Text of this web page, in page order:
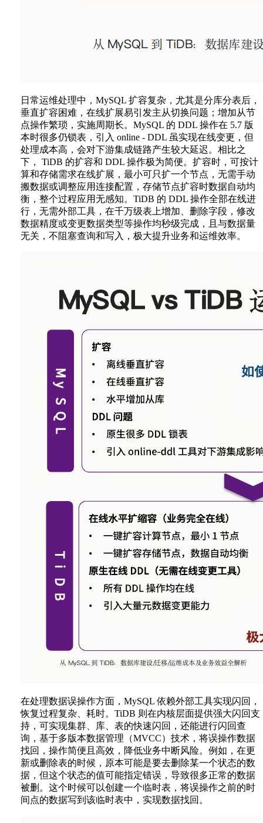
日常运维处理中，MySQL 扩容复杂，尤其是分库分表后，
垂直扩容困难，在线扩展易引发主从切换问题；增加从节
点操作繁琐，实施周期长。MySQL 的 DDL 操作在 5.7 版
本时很多仍锁表，引入 online - DDL 虽实现在线变更，但
处理成本高，会对下游集成链路产生较大延迟。相比之
下， TiDB 的扩容和 DDL 操作极为简便。扩容时，可按计
算和存储需求在线扩展，最小可只扩一个节点，无需手动
搬数据或调整应用连接配置，存储节点扩容时数据自动均
衡，整个过程应用无感知。TiDB 的 DDL 操作全部在线进
行，无需外部工具，在千万级表上增加、删除字段，修改
数据精度或变更数据类型等操作均秒级完成，且与数据量
无关，不阻塞查询和写入，极大提升业务和运维效率。
在处理数据误操作方面，MySQL 依赖外部工具实现闪回，
恢复过程复杂、耗时。TiDB 则在内核层面提供强大闪回支
持，可实现集群、库、表的快速闪回，还能进行闪回查
询，基于多版本数据管理（MVCC）技术，将误操作数据
找回，操作简便且高效，降低业务中断风险。例如，在更
新或删除表的时候，原本可能是要去删除某一个状态的数
据，但这个状态的值可能指定错误，导致很多正常的数据
被删。这个时候可以创建一个临时表，将误操作之前的时
间点的数据写到该临时表中，实现数据找回。